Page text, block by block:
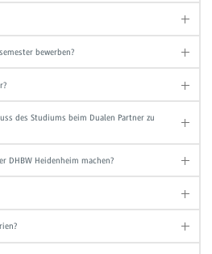
bewerben?
des Studiums beim Dualen Partner zu
DHBW Heidenheim machen?